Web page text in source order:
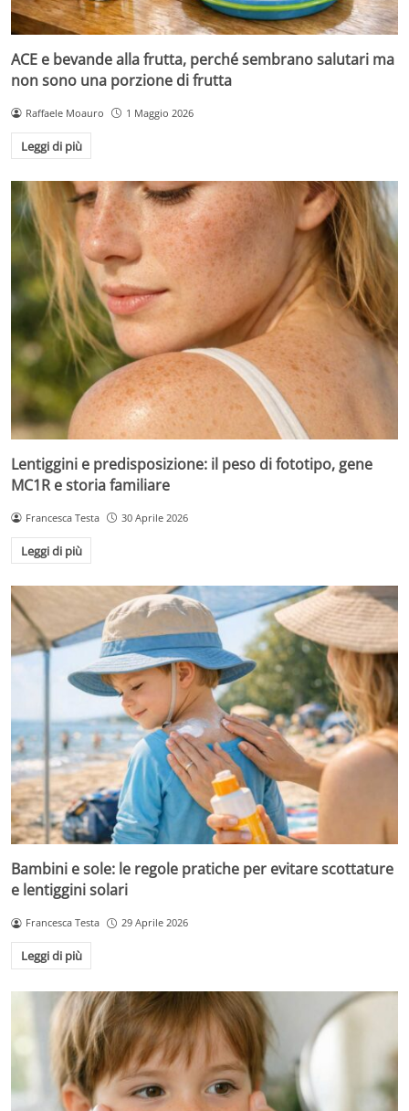
ACE e bevande alla frutta, perché sembrano salutari ma
non sono una porzione di frutta
Raffaele Moauro 1 Maggio 2026
Leggi di più
Lentiggini e predisposizione: il peso di fototipo, gene
MC1R e storia familiare
Francesca Testa 30 Aprile 2026
Leggi di più
Bambini e sole: le regole pratiche per evitare scottature
e lentiggini solari
Francesca Testa 29 Aprile 2026
Leggi di più